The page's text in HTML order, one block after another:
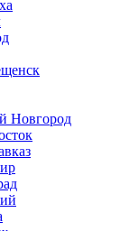
Новгород